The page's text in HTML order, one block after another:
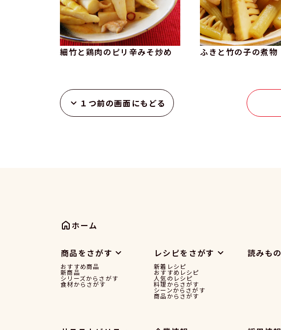
細竹と鶏肉のピリ辛みそ炒め ふきと竹の子の煮物
１つ前の画面にもどる
ホーム
商品をさがす
おすすめ商品
新商品
シリーズからさがす
食材からさがす
レシピをさがす
新着レシピ
おすすめレシピ
人気のレシピ
料理からさがす
シーンからさがす
商品からさがす
読みもの